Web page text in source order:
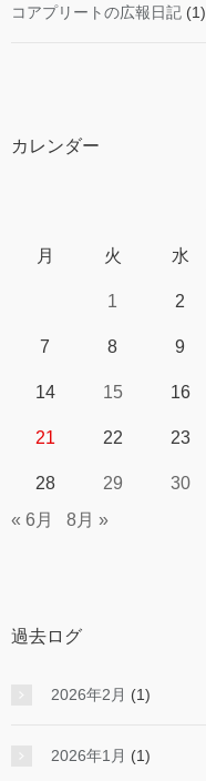
コアプリートの広報日記 (1)
カレンダー
月 火 水
1 2
7 8 9
14 15 16
21 22 23
28 29 30
« 6月
8月 »
過去ログ
2026年2月 (1)
2026年1月 (1)